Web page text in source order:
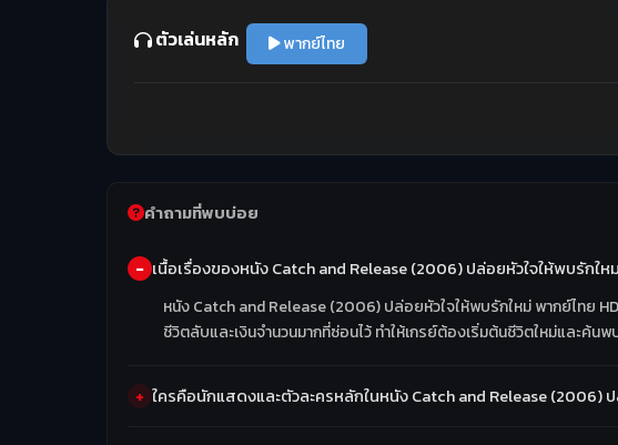
ตัวเล่นหลัก พากย์ไทย
คำถามที่พบบ่อย
เนื้อเรื่องของหนัง Catch and Release (2006) ปล่อยหัวใจให้พบรักให
หนัง Catch and Release (2006) ปล่อยหัวใจให้พบรักใหม่ พากย์ไทย
ชีวิตลับและเงินจำนวนมากที่ซ่อนไว้ ทำให้เกรย์ต้องเริ่มต้นชีวิตใหม่และ
ใครคือนักแสดงและตัวละครหลักในหนัง Catch and Release (2006)